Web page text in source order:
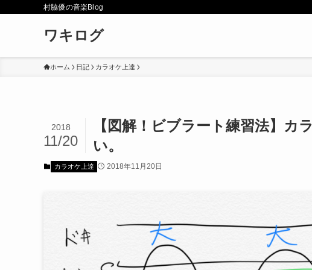
村脇優の音楽Blog
ワキログ
ホーム 日記 カラオケ上達
【図解！ビブラート練習法】
い。
2018
11/20
カラオケ上達 2018年11月20日